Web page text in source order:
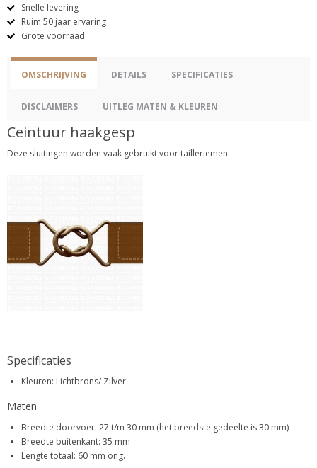
Snelle levering
Ruim 50 jaar ervaring
Grote voorraad
OMSCHRIJVING DETAILS SPECIFICATIES
DISCLAIMERS UITLEG MATEN & KLEUREN
Ceintuur haakgesp
Deze sluitingen worden vaak gebruikt voor tailleriemen.
Specificaties
Kleuren: Lichtbrons/ Zilver
Maten
Breedte doorvoer: 27 t/m 30 mm (het breedste gedeelte is 30 mm)
Breedte buitenkant: 35 mm
Lengte totaal: 60 mm ong.